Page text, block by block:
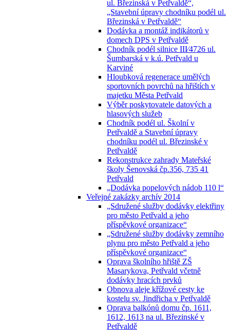
ul. Březinská v Petřvaldě“,
„Stavební úpravy chodníku podél ul.
Březinská v Petřvaldě“
Dodávka a montáž indikátorů v
domech DPS v Petřvaldě
Chodník podél silnice III⁄4726 ul.
Šumbarská v k.ú. Petřvald u
Karviné
Hloubková regenerace umělých
sportovních povrchů na hřištích v
majetku Města Petřvald
Výběr poskytovatele datových a
hlasových služeb
Chodník podél ul. Školní v
Petřvaldě a Stavební úpravy
chodníku podél ul. Březinské v
Petřvaldě
Rekonstrukce zahrady Mateřské
školy Šenovská čp.356, 735 41
Petřvald
„Dodávka popelových nádob 110 l“
Veřejné zakázky archív 2014
„Sdružené služby dodávky elektřiny
pro město Petřvald a jeho
příspěvkové organizace“
„Sdružené služby dodávky zemního
plynu pro město Petřvald a jeho
příspěvkové organizace“
Oprava školního hřiště ZŠ
Masarykova, Petřvald včetně
dodávky hracích prvků
Obnova aleje křížové cesty ke
kostelu sv. Jindřicha v Petřvaldě
Oprava balkónů domu čp. 1611,
1612, 1613 na ul. Březinské v
Petřvaldě